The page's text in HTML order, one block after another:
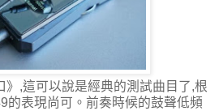
》,這可以說是經典的測試曲目了,根
的表現尚可。前奏時候的鼓聲低頻